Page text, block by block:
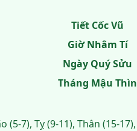
Tiết Cốc Vũ
Giờ Nhâm Tí
Ngày Quý Sửu
Tháng Mậu Thìn
(5-7), Tỵ (9-11), Thân (15-17),